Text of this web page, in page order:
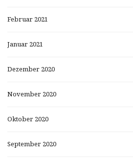
Februar 2021
Januar 2021
Dezember 2020
November 2020
Oktober 2020
September 2020